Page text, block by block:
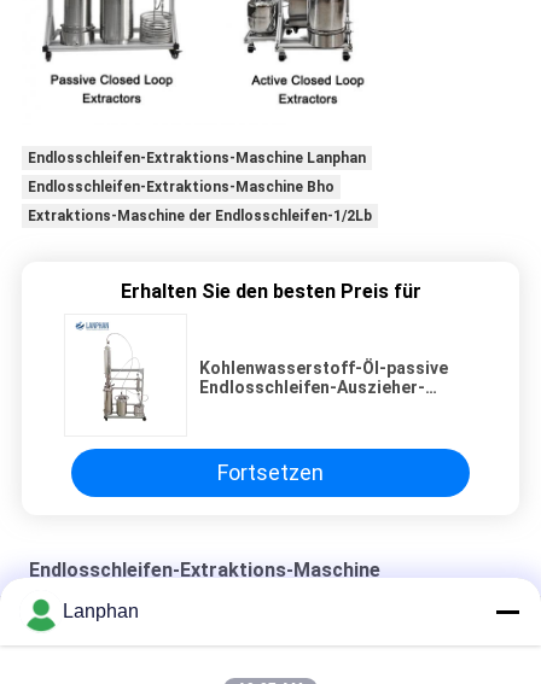
Endlosschleifen-Extraktions-Maschine Lanphan
Endlosschleifen-Extraktions-Maschine Bho
Extraktions-Maschine der Endlosschleifen-1/2Lb
Erhalten Sie den besten Preis für
Kohlenwasserstoff-Öl-passive
Endlosschleifen-Auszieher-
Fortsetzen
Endlosschleifen-Extraktions-Maschine
SS304 schloss Schleifen-Extraktion Machiner
Lanphan